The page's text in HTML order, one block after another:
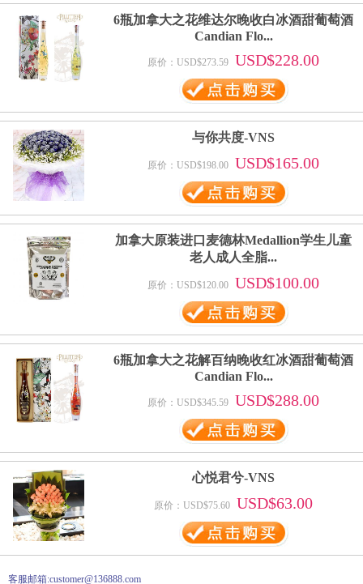
6瓶加拿大之花维达尔晚收白冰酒甜葡萄酒
Candian Flo...
原价：USD$273.59 USD$228.00
与你共度-VNS
原价：USD$198.00 USD$165.00
加拿大原装进口麦德林Medallion学生儿童
老人成人全脂...
原价：USD$120.00 USD$100.00
6瓶加拿大之花解百纳晚收红冰酒甜葡萄酒
Candian Flo...
原价：USD$345.59 USD$288.00
心悦君兮-VNS
原价：USD$75.60 USD$63.00
客服邮箱:customer@136888.com